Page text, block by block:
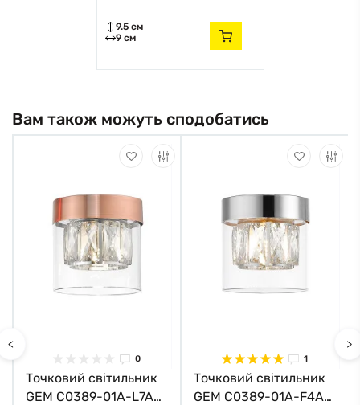
9.5 см
9 см
Вам також можуть сподобатись
<
0
Точковий світильник
GEM C0389-01A-L7AC
1
Точковий світильник
GEM C0389-01A-F4AC
>